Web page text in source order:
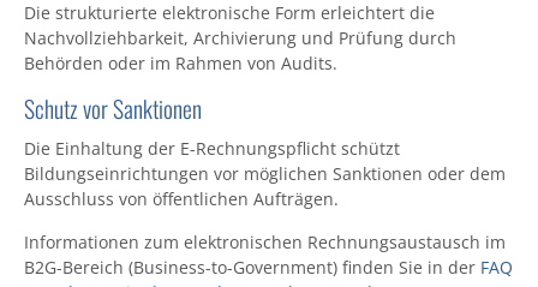
Die strukturierte elektronische Form erleichtert die
Nachvollziehbarkeit, Archivierung und Prüfung durch
Behörden oder im Rahmen von Audits.
Schutz vor Sanktionen
Die Einhaltung der E-Rechnungspflicht schützt
Bildungseinrichtungen vor möglichen Sanktionen oder dem
Ausschluss von öffentlichen Aufträgen.
Informationen zum elektronischen Rechnungsaustausch im
B2G-Bereich (Business-to-Government) finden Sie in der FAQ